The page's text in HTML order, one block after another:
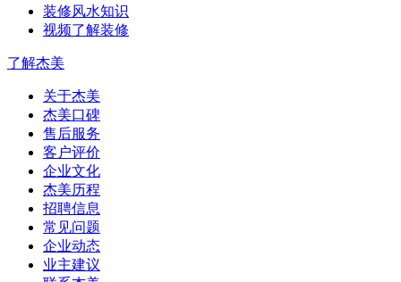
装修风水知识
视频了解装修
了解杰美
关于杰美
杰美口碑
售后服务
客户评价
企业文化
杰美历程
招聘信息
常见问题
企业动态
业主建议